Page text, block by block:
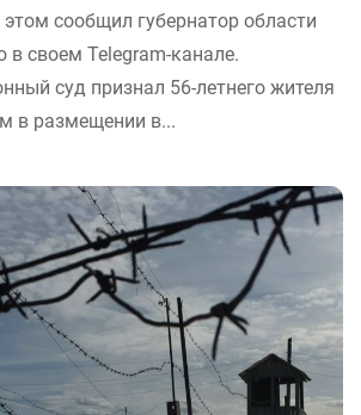
сообщил губернатор области
своем Telegram-канале.
суд признал 56-летнего жителя
в размещении в...